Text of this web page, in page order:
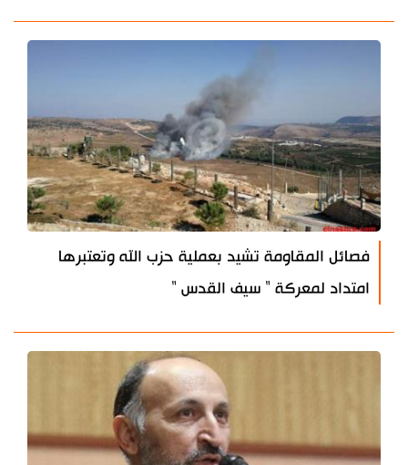
فصائل المقاومة تشيد بعملية حزب الله وتعتبرها
امتداد لمعركة " سيف القدس "